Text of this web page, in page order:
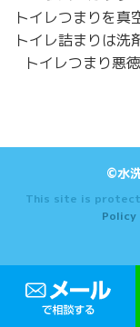
トイレつまりを真
トイレ詰まりは洗
トイレつまり悪
©水
This site is
Policy